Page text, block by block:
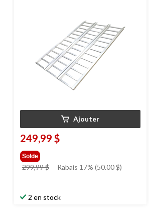
Ajouter
249,99 $
Solde
299,99 $
prixRabais 17% (50.00 $)
2 en stock